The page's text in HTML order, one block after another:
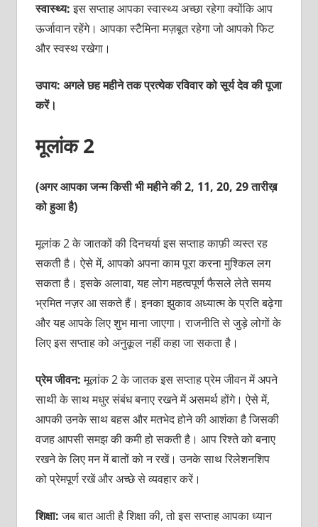
स्वास्थ्य:इस सप्ताह आपका स्वास्थ्य अच्छा रहेगा क्योंकि आप
ऊर्जावान रहेंगे। आपका स्टैमिना मज़बूत रहेगा जो आपको फिट
और स्वस्थ रखेगा।
उपाय: अगले छह महीने तक प्रत्येक रविवार को सूर्य देव की पूजा
करें।
मूलांक 2
(अगर आपका जन्म किसी भी महीने की 2, 11, 20, 29 तारीख़
को हुआ है)
मूलांक 2 के जातकों की दिनचर्या इस सप्ताह काफ़ी व्यस्त रह
सकती है। ऐसे में, आपको अपना काम पूरा करना मुश्किल लग
सकता है। इसके अलावा, यह लोग महत्वपूर्ण फैसले लेते समय
भ्रमित नज़र आ सकते हैं। इनका झुकाव अध्यात्म के प्रति बढ़ेगा
और यह आपके लिए शुभ माना जाएगा। राजनीति से जुड़े लोगों के
लिए इस सप्ताह को अनुकूल नहीं कहा जा सकता है।
प्रेम जीवन:मूलांक 2 के जातक इस सप्ताह प्रेम जीवन में अपने
साथी के साथ मधुर संबंध बनाए रखने में असमर्थ होंगे। ऐसे में,
आपकी उनके साथ बहस और मतभेद होने की आशंका है जिसकी
वजह आपसी समझ की कमी हो सकती है। आप रिश्ते को बनाए
रखने के लिए मन में बातों को न रखें। उनके साथ रिलेशनशिप
को प्रेमपूर्ण रखें और अच्छे से व्यवहार करें।
शिक्षा:जब बात आती है शिक्षा की, तो इस सप्ताह आपका ध्यान